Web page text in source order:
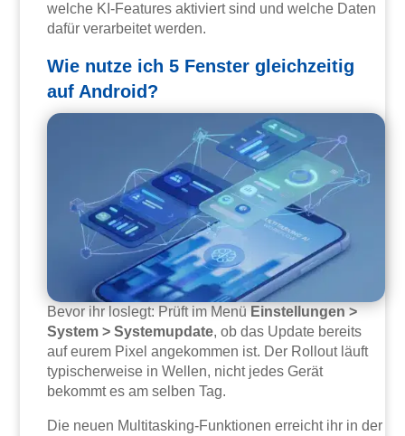
welche KI-Features aktiviert sind und welche Daten
dafür verarbeitet werden.
Wie nutze ich 5 Fenster gleichzeitig
auf Android?
Bevor ihr loslegt: Prüft im MenüEinstellungen >
System > Systemupdate, ob das Update bereits
auf eurem Pixel angekommen ist. Der Rollout läuft
typischerweise in Wellen, nicht jedes Gerät
bekommt es am selben Tag.
Die neuen Multitasking-Funktionen erreicht ihr in der